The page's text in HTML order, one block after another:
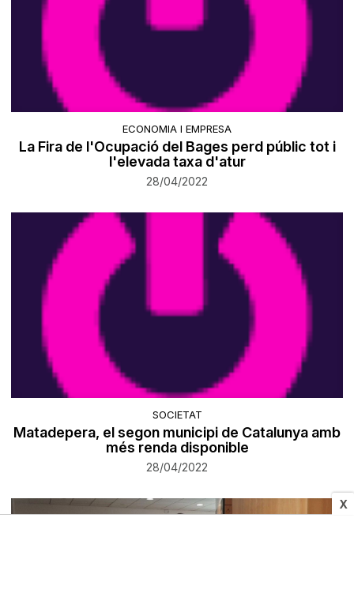
X
ECONOMIA I EMPRESA
La Fira de l'Ocupació del Bages perd públic tot i
l'elevada taxa d'atur
28/04/2022
SOCIETAT
Matadepera, el segon municipi de Catalunya amb
més renda disponible
28/04/2022